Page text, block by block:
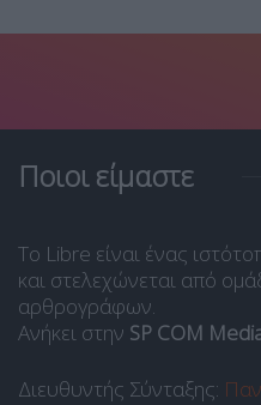
Ποιοι είμαστε
Το Libre είναι ένας
και στελεχώνεται από
αρθρογράφων.
Ανήκει στην SP COM
Διευθυντής Σύνταξης: